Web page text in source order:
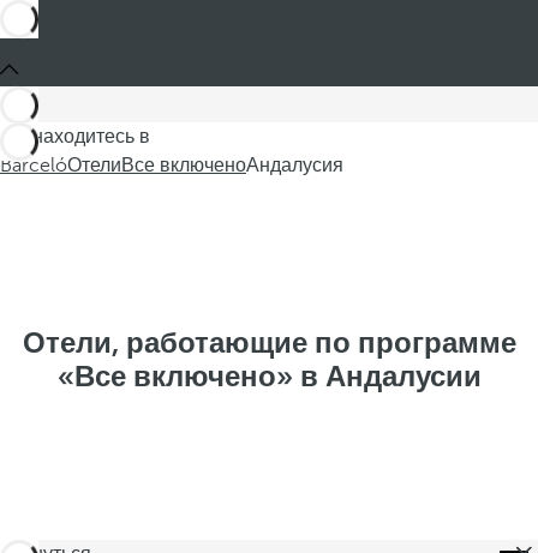
Вы находитесь в
BarcelóОтелиВсе включеноАндалусия
Отели, работающие по программе
«Все включено» в Андалусии